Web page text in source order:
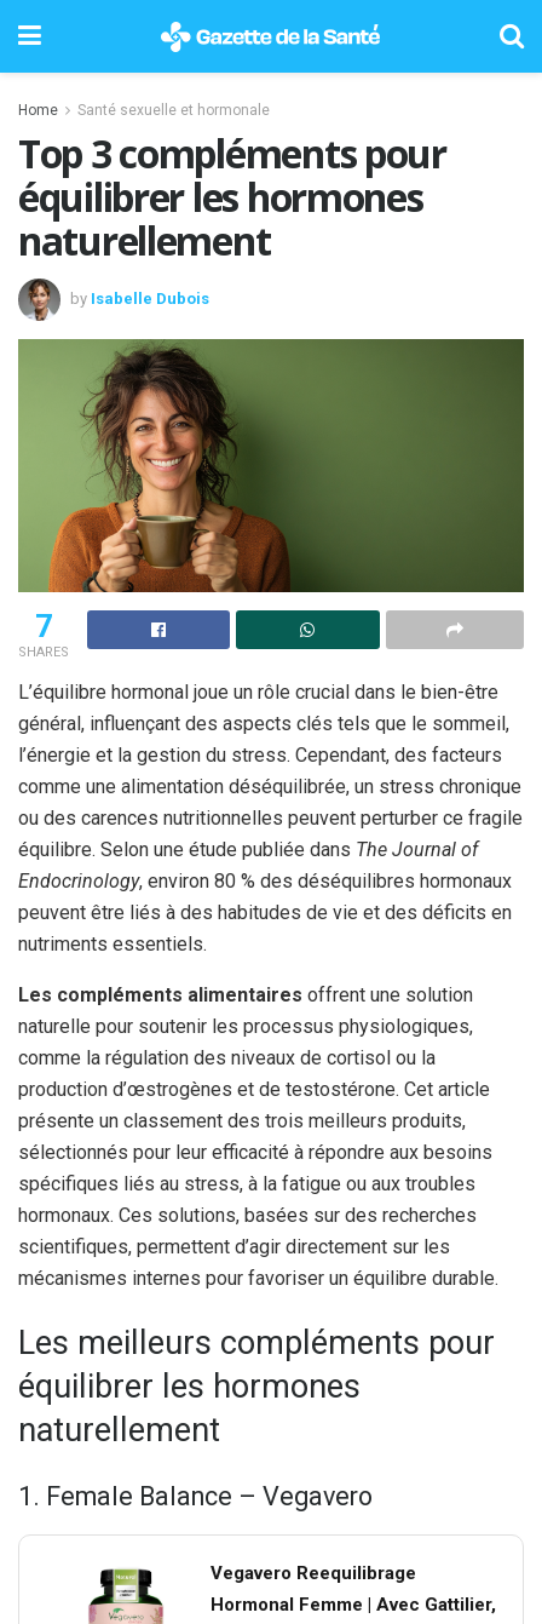
Home Santé sexuelle et hormonale
Top 3 compléments pour
équilibrer les hormones
naturellement
by Isabelle Dubois
7
SHARES
L’équilibre hormonal joue un rôle crucial dans le bien-être
général, influençant des aspects clés tels que le sommeil,
l’énergie et la gestion du stress. Cependant, des facteurs
comme une alimentation déséquilibrée, un stress chronique
ou des carences nutritionnelles peuvent perturber ce fragile
équilibre. Selon une étude publiée dans The Journal of
Endocrinology, environ 80 % des déséquilibres hormonaux
peuvent être liés à des habitudes de vie et des déficits en
nutriments essentiels.
Les compléments alimentaires offrent une solution
naturelle pour soutenir les processus physiologiques,
comme la régulation des niveaux de cortisol ou la
production d’œstrogènes et de testostérone. Cet article
présente un classement des trois meilleurs produits,
sélectionnés pour leur efficacité à répondre aux besoins
spécifiques liés au stress, à la fatigue ou aux troubles
hormonaux. Ces solutions, basées sur des recherches
scientifiques, permettent d’agir directement sur les
mécanismes internes pour favoriser un équilibre durable.
Les meilleurs compléments pour
équilibrer les hormones
naturellement
1. Female Balance – Vegavero
Vegavero Reequilibrage
Hormonal Femme | Avec Gattilier,